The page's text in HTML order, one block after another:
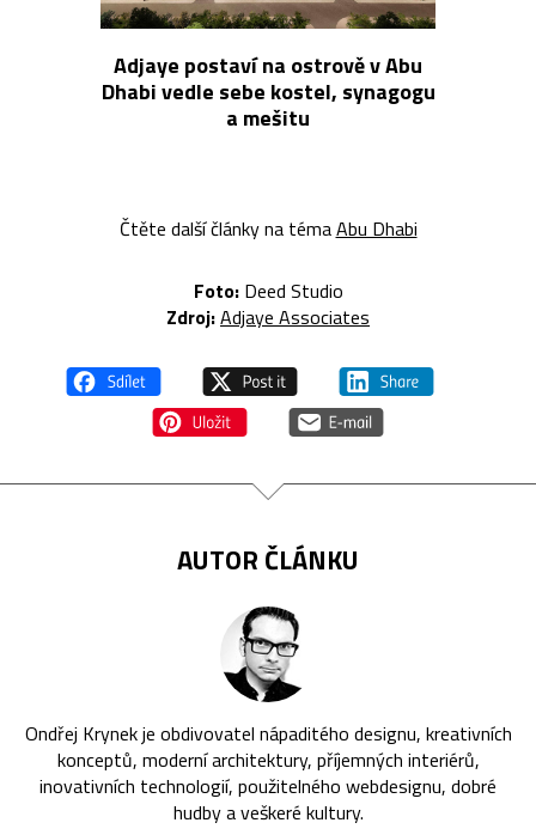
Adjaye postaví na ostrově v Abu
Dhabi vedle sebe kostel, synagogu
a mešitu
Čtěte další články na témaAbu Dhabi
Foto:Deed Studio
Zdroj:Adjaye Associates
AUTOR ČLÁNKU
Ondřej Krynek je obdivovatel nápaditého designu, kreativních
konceptů, moderní architektury, příjemných interiérů,
inovativních technologií, použitelného webdesignu, dobré
hudby a veškeré kultury.